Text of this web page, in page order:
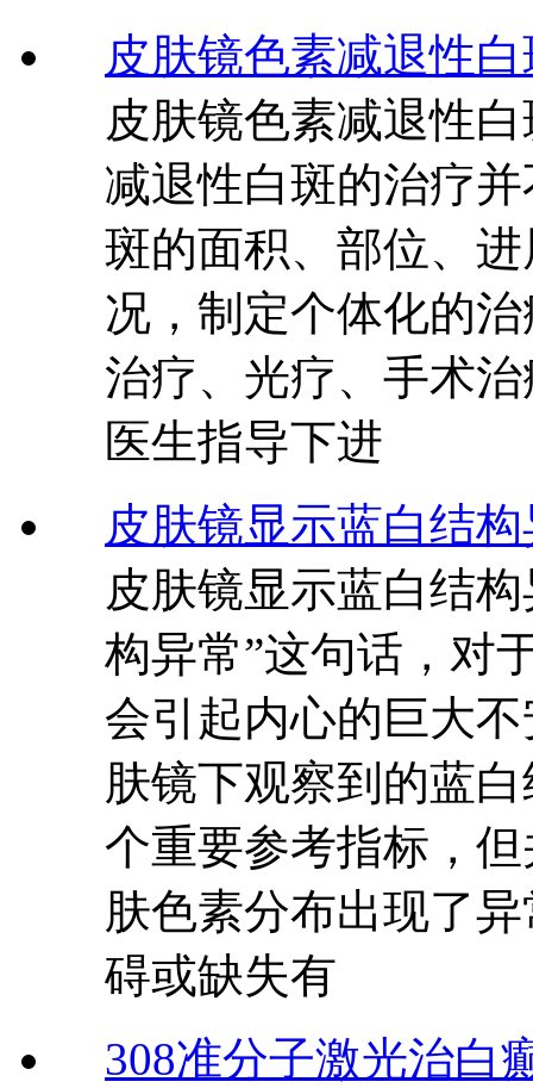
皮肤镜色素减退性
皮肤镜色素减退性
减退性白斑的治疗
斑的面积、部位、
况，制定个体化的
治疗、光疗、手术
医生指导下进
皮肤镜显示蓝白结
皮肤镜显示蓝白结
构异常”这句话，对
会引起内心的巨大
肤镜下观察到的蓝
个重要参考指标，
肤色素分布出现了
碍或缺失有
308准分子激光治白